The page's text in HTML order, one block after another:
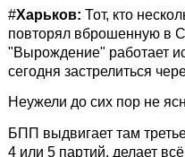
‪‎‪#Харьков‬: Тот, кто
повторял вброшенную в
"Вырождение" работает
сегодня застрелиться
Неужели до сих пор не
БПП выдвигает там
4 или 5 партий, делает